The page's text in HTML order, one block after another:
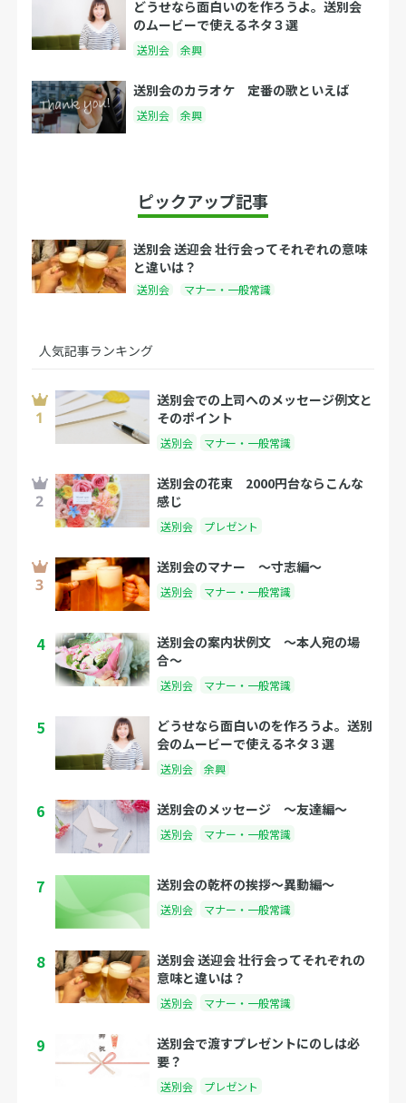
どうせなら面白いのを作ろうよ。送別会
のムービーで使えるネタ３選
送別会 余興
送別会のカラオケ 定番の歌といえば
送別会 余興
ピックアップ記事
送別会 送迎会 壮行会ってそれぞれの意味
と違いは？
送別会 マナー・一般常識
人気記事ランキング
送別会での上司へのメッセージ例文と
そのポイント
送別会 マナー・一般常識
送別会の花束 2000円台ならこんな
感じ
送別会 プレゼント
送別会のマナー 〜寸志編〜
送別会 マナー・一般常識
4
送別会の案内状例文 〜本人宛の場
合〜
送別会 マナー・一般常識
5
どうせなら面白いのを作ろうよ。送別
会のムービーで使えるネタ３選
送別会 余興
6 送別会のメッセージ 〜友達編〜
送別会 マナー・一般常識
7 送別会の乾杯の挨拶〜異動編〜
送別会 マナー・一般常識
8
送別会 送迎会 壮行会ってそれぞれの
意味と違いは？
送別会 マナー・一般常識
9
送別会で渡すプレゼントにのしは必
要？
送別会 プレゼント